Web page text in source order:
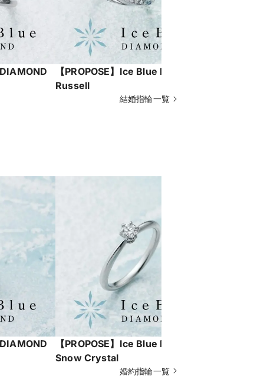
【PROPOSE】Ice Blue DIAMOND
Russell
結婚指輪一覧
【PROPOSE】Ice Blue DIAMOND
Snow Crystal
婚約指輪一覧